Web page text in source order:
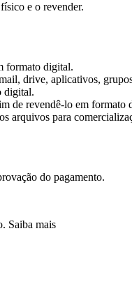
e o revender.
formato digital.
drive, aplicativos,
digital.
de revendê-lo em formato
arquivos para
do pagamento.
Saiba mais